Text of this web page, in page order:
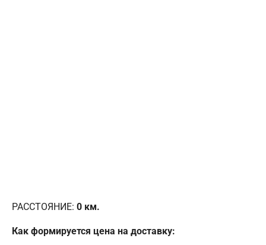
РАССТОЯНИЕ: 0 км.
Как формируется цена на доставку: